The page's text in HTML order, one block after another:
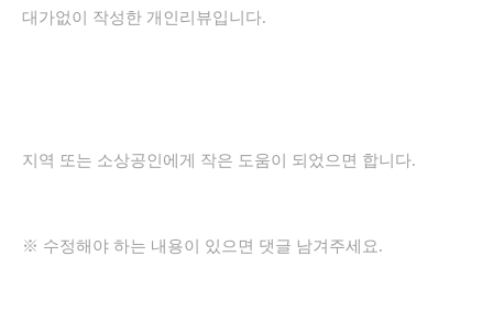
대가없이 작성한 개인리뷰입니다.
지역 또는 소상공인에게 작은 도움이 되었으면 합니다.
※ 수정해야 하는 내용이 있으면 댓글 남겨주세요.